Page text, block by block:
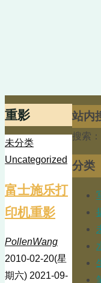
重影
未分类
Uncategorized
富士施乐打
印机重影
PollenWang
2010-02-20(星
期六) 2021-09-
站内
搜索：
分类